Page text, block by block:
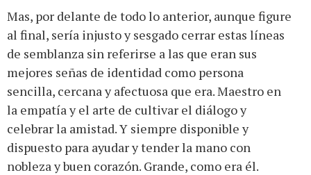
Mas, por delante de todo lo anterior, aunque figure
al final, sería injusto y sesgado cerrar estas líneas
de semblanza sin referirse a las que eran sus
mejores señas de identidad como persona
sencilla, cercana y afectuosa que era. Maestro en
la empatía y el arte de cultivar el diálogo y
celebrar la amistad. Y siempre disponible y
dispuesto para ayudar y tender la mano con
nobleza y buen corazón. Grande, como era él.